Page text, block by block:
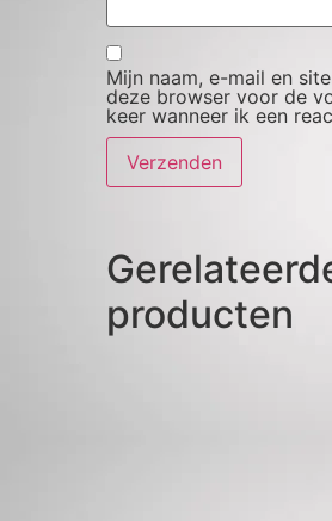
Mijn naam, e-mail en
deze browser voor de
keer wanneer ik een
producten